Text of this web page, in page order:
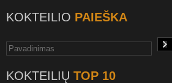
KOKTEILIO PAIEŠKA
KOKTEILIŲ TOP 10